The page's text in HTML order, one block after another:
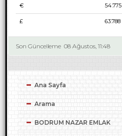
€ 54.775
£ 63.788
Son Güncelleme 08 Ağustos, 11:48
Ana Sayfa
Arama
BODRUM NAZAR EMLAK